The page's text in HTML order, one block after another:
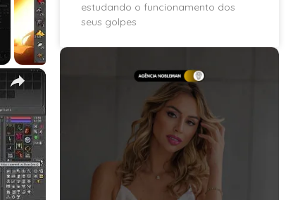
×
estudando o funcionamento dos
seus golpes